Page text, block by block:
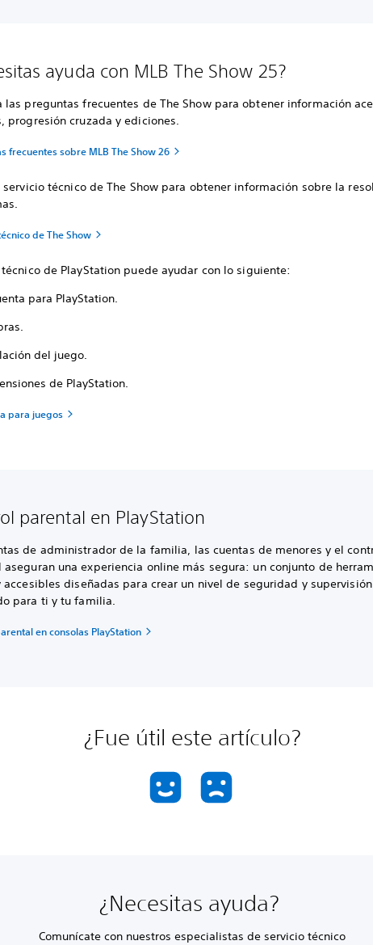
ayuda con MLB The Show 25?
las preguntas frecuentes de The Show para obtener información
progresión cruzada y ediciones.
frecuentes sobre MLB The Show 26
técnico de The Show para obtener información sobre la
de The Show
de PlayStation puede ayudar con lo siguiente:
para PlayStation.
del juego.
de PlayStation.
para juegos
parental en PlayStation
de administrador de la familia, las cuentas de menores y el
aseguran una experiencia online más segura: un conjunto de
accesibles diseñadas para crear un nivel de seguridad y supervisión
para ti y tu familia.
en consolas PlayStation
¿Fue útil este artículo?
¿Necesitas ayuda?
Comunícate con nuestros especialistas de servicio técnico